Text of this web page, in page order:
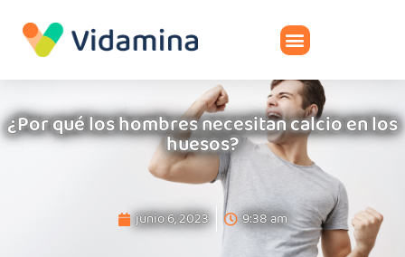
¿Por qué los hombres necesitan calcio en los
huesos?
junio 6, 2023 9:38 am